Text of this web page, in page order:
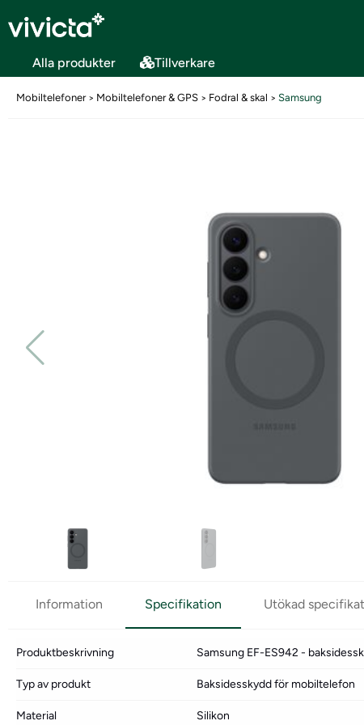
Alla produkter Tillverkare
Mobiltelefoner> Mobiltelefoner & GPS > Fodral & skal > Samsung
Information Specifikation Utökad
Produktbeskrivning Samsung EF-ES942 -
Typ av produkt Baksidesskydd för mobiltelefon
Material Silikon